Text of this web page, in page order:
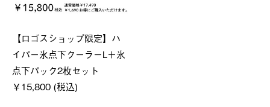
【ロゴスショップ限定】ハ
イパー氷点下クーラーL＋氷
点下パック2枚セット
￥15,800 (税込)